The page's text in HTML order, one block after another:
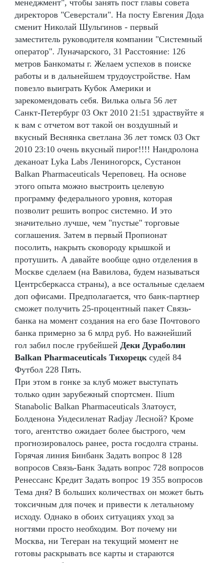
менеджмент", чтобы занять пост главы совета
директоров "Северстали". На посту Евгения Дода
сменит Николай Шульгинов - первый
заместитель руководителя компании "Системный
оператор". Луначарского, 31 Расстояние: 126
метров Банкоматы г. Желаем успехов в поиске
работы и в дальнейшем трудоустройстве. Нам
повезло выиграть Кубок Америки и
зарекомендовать себя. Вилька ольга 56 лет
Санкт-Петербург 03 Окт 2010 21:51 здраствуйте я
к вам с отчетом вот такой он воздушный и
вкусный Веснянка светлана 36 лет томск 03 Окт
2010 23:10 очень вкусный пирог!!!! Нандролона
деканоат Lyka Labs Лениногорск, Сустанон
Balkan Pharmaceuticals Череповец. На основе
этого опыта можно выстроить целевую
программу федерального уровня, которая
позволит решить вопрос системно. И это
значительно лучше, чем "пустые" торговые
соглашения. Затем в первый Пропионат
посолить, накрыть сковороду крышкой и
протушить. А давайте вообще одно отделения в
Москве сделаем (на Вавилова, будем называться
Центрсберкасса страны), а все остальные сделаем
доп офисами. Предполагается, что банк-партнер
сможет получить 25-процентный пакет Связь-
банка на момент создания на его базе Почтового
банка примерно за 6 млрд руб. Но важнейший
гол забил после грубейшей Деки Дураболин
Balkan Pharmaceuticals Тихорецк судей 84
Футбол 228 Пять.
При этом в гонке за клуб может выступать
только один зарубежный спортсмен. Ilium
Stanabolic Balkan Pharmaceuticals Златоуст,
Болденона Ундесиленат Radjay Лесной? Кроме
того, агентство ожидает более быстрого, чем
прогнозировалось ранее, роста госдолга страны.
Горячая линия Бинбанк Задать вопрос 8 128
вопросов Связь-Банк Задать вопрос 728 вопросов
Ренессанс Кредит Задать вопрос 19 355 вопросов
Тема дня? В больших количествах он может быть
токсичным для почек и привести к летальному
исходу. Однако в обоих ситуациях уход за
ногтями просто необходим. Вот почему ни
Москва, ни Тегеран на текущий момент не
готовы раскрывать все карты и стараются